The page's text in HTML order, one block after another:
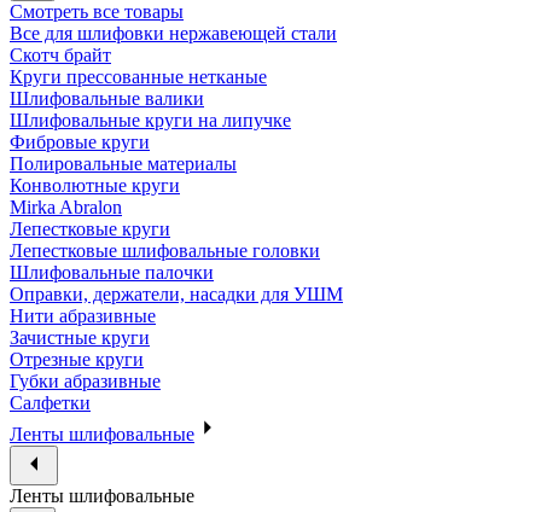
Смотреть все товары
Все для шлифовки нержавеющей стали
Скотч брайт
Круги прессованные нетканые
Шлифовальные валики
Шлифовальные круги на липучке
Фибровые круги
Полировальные материалы
Конволютные круги
Mirka Abralon
Лепестковые круги
Лепестковые шлифовальные головки
Шлифовальные палочки
Оправки, держатели, насадки для УШМ
Нити абразивные
Зачистные круги
Отрезные круги
Губки абразивные
Салфетки
Ленты шлифовальные
Ленты шлифовальные